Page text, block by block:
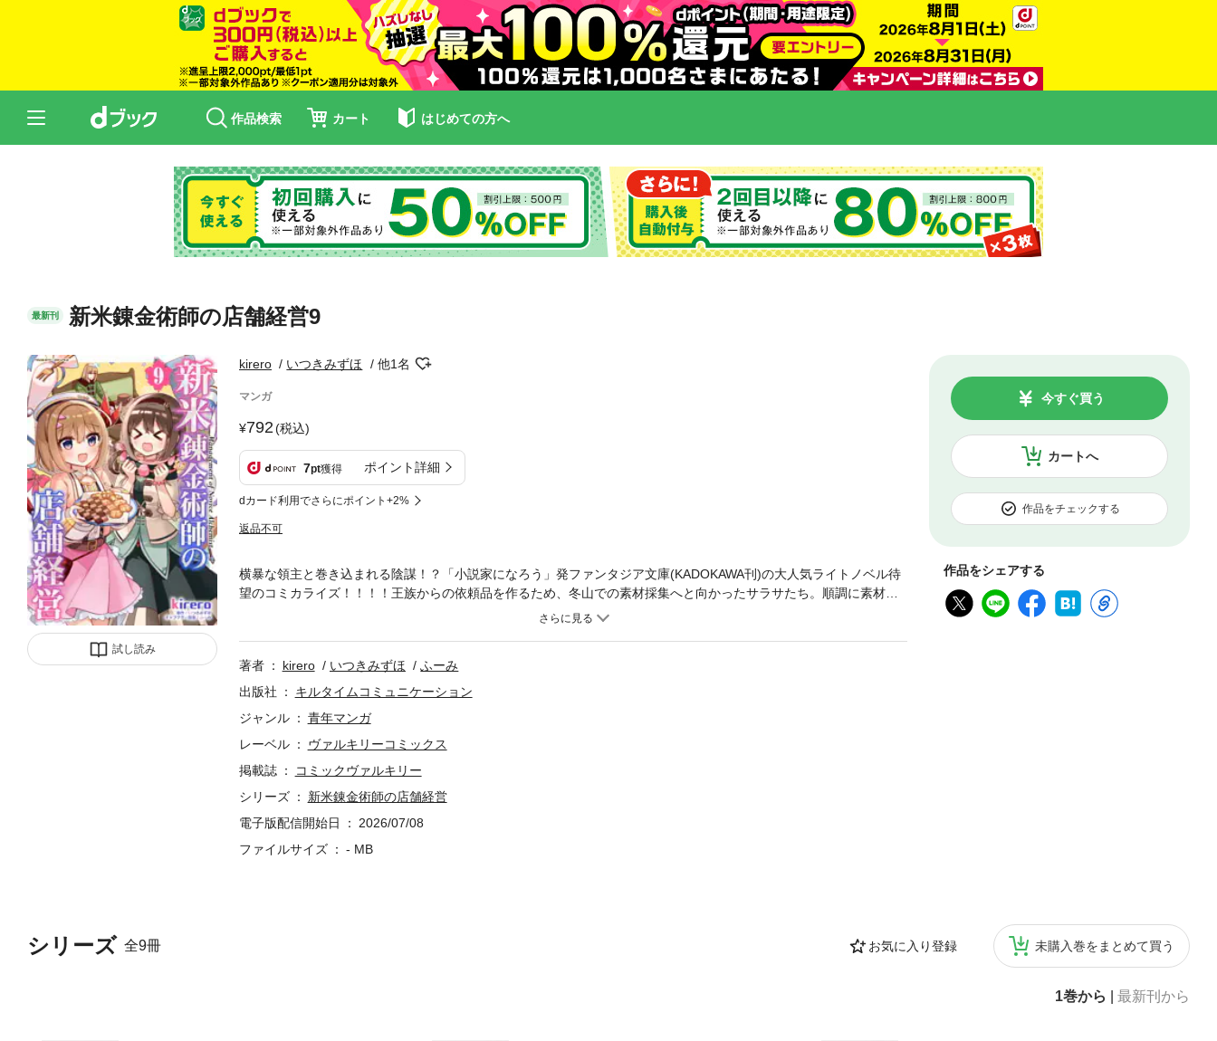
作品検索 カート はじめての方へ
最新刊 新米錬金術師の店舗経営9
試し読み
kirero いつきみずほ 他1名
マンガ
792(税込)
7pt獲得 ポイント詳細
dカード利用でさらにポイント+2%
返品不可
カートへ
今すぐ買う
作品をチェックする
作品をシェアする
シリーズ 全9冊 お気に入り登録 未購入巻をまとめて買う
1巻から 最新刊から
横暴な領主と巻き込まれる陰謀！？「小説家になろう」発ファンタジア文庫(KADOKAWA刊)の大人気ライトノベル待
望のコミカライズ！！！！王族からの依頼品を作るため、冬山での素材採集へと向かったサラサたち。順調に素材が
集まり、帰還しようとしたその時魔物の群れに追われる集団に巻き込まれることに！さらに事態の裏には、横暴な領
著者
kirero いつきみずほ
ふーみ
出版社
キルタイムコミュニケーション
ジャンル
青年マンガ
レーベル
ヴァルキリーコミックス
掲載誌
コミックヴァルキリー
シリーズ
新米錬金術師の店舗経営
電子版配信開始日
2026/07/08
ファイルサイズ
- MB